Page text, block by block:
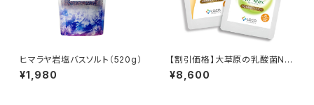
ヒマラヤ岩塩バスソルト（520g）
¥1,980
【割引価格】大草原の乳酸菌NS
-Max（36粒）＋NS-Slim（36
粒）【 2袋セット】≪36日分≫
¥8,600